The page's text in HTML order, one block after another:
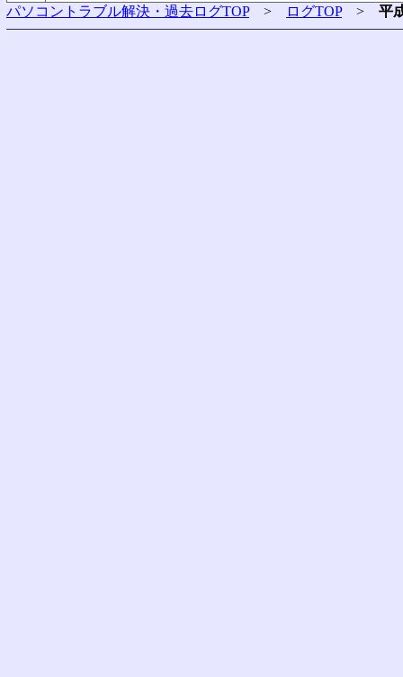
パソコントラブル解決・過去ログTOP> ログTOP> 平